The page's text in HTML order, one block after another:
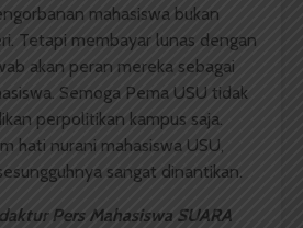
mahasiswa bukan
Tetapi membayar lunas dengan
akan peran mereka sebagai
Semoga Pema USU tidak
perpolitikan kampus saja.
hati nurani mahasiswa USU,
sangat dinantikan.
Pers Mahasiswa SUARA